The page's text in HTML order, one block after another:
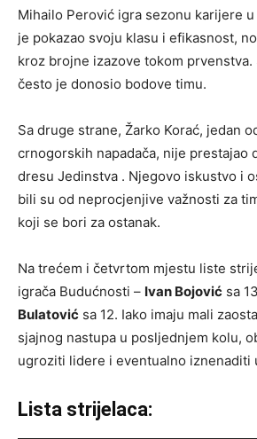
Mihailo Perović igra sezonu karijere
je pokazao svoju klasu i efikasnost,
kroz brojne izazove tokom
često je donosio bodove timu.
Sa druge strane, Žarko Korać, jedan
crnogorskih napadača, nije prestajao
dresu Jedinstva . Njegovo iskustvo i
bili su od neprocjenjive važnosti za
koji se bori za ostanak.
Na trećem i četvrtom mjestu liste
igrača Budućnosti – Ivan Bojović sa
Bulatović sa 12. Iako imaju mali
sjajnog nastupa u posljednjem kolu,
ugroziti lidere i eventualno iznenaditi
Lista strijelaca: